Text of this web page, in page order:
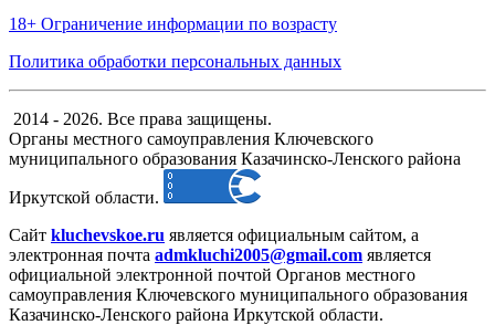
18+ Ограничение информации по возрасту
Политика обработки персональных данных
2014 - 2026. Все права защищены.
Органы местного самоуправления Ключевского
муниципального образования Казачинско-Ленского района
Иркутской области.
Сайт kluchevskoe.ru является официальным сайтом, а
электронная почта admkluchi2005@gmail.com является
официальной электронной почтой Органов местного
самоуправления Ключевского муниципального образования
Казачинско-Ленского района Иркутской области.